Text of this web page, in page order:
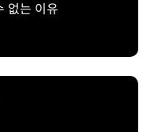
없는 이유